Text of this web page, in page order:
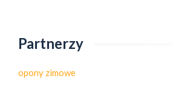
Partnerzy
opony zimowe